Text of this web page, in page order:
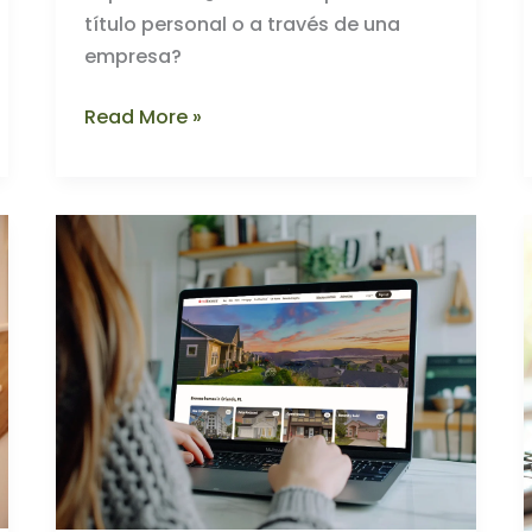
título personal o a través de una
empresa?
¿Comprar
a
Título
Personal
o
a
través
de
una
Empresa?
Read More »